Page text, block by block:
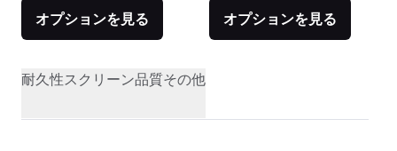
オプションを見る オプションを見る
耐久性スクリーン品質その他